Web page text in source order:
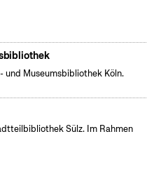
und Museumsbibliothek Köln.
Sülz. Im Rahmen